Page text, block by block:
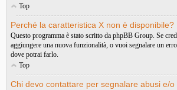
Top
Perché la caratteristica X non è disponibile?
Questo programma è stato scritto da phpBB Group. Se
aggiungere una nuova funzionalità, o vuoi segnalare un
dove potrai farlo.
Top
Chi devo contattare per segnalare abusi e/